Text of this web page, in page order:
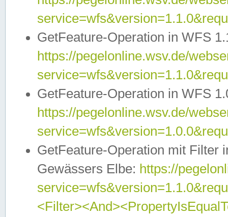
GetFeature-Operation in WFS
https://pegelonline.wsv.de/
GetFeature-Operation in WFS
https://pegelonline.wsv.de/
GetFeature-Operation mit Filter
Gewässers Elbe: https://